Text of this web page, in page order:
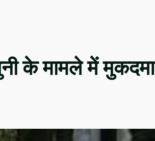
के मामले में मुकदमा